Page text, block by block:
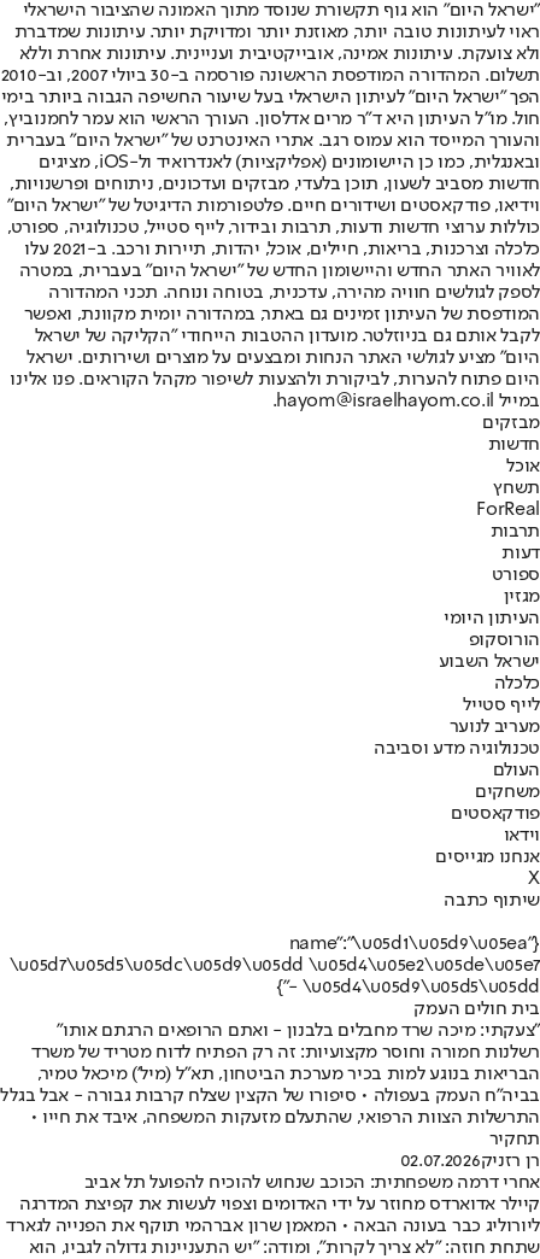
"ישראל היום" הוא גוף תקשורת שנוסד מתוך האמונה שהציבור הישראלי
ראוי לעיתונות טובה יותר, מאוזנת יותר ומדויקת יותר. עיתונות שמדברת
ולא צועקת. עיתונות אמינה, אובייקטיבית ועניינית. עיתונות אחרת וללא
תשלום. המהדורה המודפסת הראשונה פורסמה ב-30 ביולי 2007, וב-2010
הפך "ישראל היום" לעיתון הישראלי בעל שיעור החשיפה הגבוה ביותר בימי
חול. מו"ל העיתון היא ד"ר מרים אדלסון. העורך הראשי הוא עמר לחמנוביץ,
והעורך המייסד הוא עמוס רגב. אתרי האינטרנט של "ישראל היום" בעברית
ובאנגלית, כמו כן היישומונים (אפליקציות) לאנדרואיד ול-iOS, מציגים
חדשות מסביב לשעון, תוכן בלעדי, מבזקים ועדכונים, ניתוחים ופרשנויות,
וידיאו, פודקאסטים ושידורים חיים. פלטפורמות הדיגיטל של "ישראל היום"
כוללות ערוצי חדשות ודעות, תרבות ובידור, לייף סטייל, טכנולוגיה, ספורט,
כלכלה וצרכנות, בריאות, חיילים, אוכל, יהדות, תיירות ורכב. ב-2021 עלו
לאוויר האתר החדש והיישומון החדש של "ישראל היום" בעברית, במטרה
לספק לגולשים חוויה מהירה, עדכנית, בטוחה ונוחה. תכני המהדורה
המודפסת של העיתון זמינים גם באתר, במהדורה יומית מקוונת, ואפשר
לקבל אותם גם בניוזלטר. מועדון ההטבות הייחודי "הקליקה של ישראל
היום" מציע לגולשי האתר הנחות ומבצעים על מוצרים ושירותים. ישראל
היום פתוח להערות, לביקורת ולהצעות לשיפור מקהל הקוראים. פנו אלינו
במייל hayom@israelhayom.co.il.
מבזקים
חדשות
אוכל
תשחץ
ForReal
תרבות
דעות
ספורט
מגזין
העיתון היומי
הורוסקופ
ישראל השבוע
כלכלה
לייף סטייל
מעריב לנוער
טכנולוגיה מדע וסביבה
העולם
משחקים
פודקאסטים
וידאו
אנחנו מגייסים
X
שיתוף כתבה
{"name":"\u05d1\u05d9\u05ea
\u05d7\u05d5\u05dc\u05d9\u05dd \u05d4\u05e2\u05de\u05e7
- \u05d4\u05d9\u05d5\u05dd"}
בית חולים העמק
"צעקתי: מיכה שרד מחבלים בלבנון - ואתם הרופאים הרגתם אותו"
רשלנות חמורה וחוסר מקצועיות: זה רק הפתיח לדוח מטריד של משרד
הבריאות בנוגע למות בכיר מערכת הביטחון, תא"ל (מיל') מיכאל טמיר,
בביה"ח העמק בעפולה • סיפורו של הקצין שצלח קרבות גבורה - אבל בגלל
התרשלות הצוות הרפואי, שהתעלם מזעקות המשפחה, איבד את חייו •
תחקיר
רן רזניק02.07.2026
אחרי דרמה משפחתית: הכוכב שנחוש להוכיח להפועל תל אביב
קיילר אדוארדס מחוזר על ידי האדומים וצפוי לעשות את קפיצת המדרגה
ליורוליג כבר בעונה הבאה • המאמן שרון אברהמי תוקף את הפנייה לגארד
שתחת חוזה: "לא צריך לקרות", ומודה: "יש התעניינות גדולה לגביו, הוא